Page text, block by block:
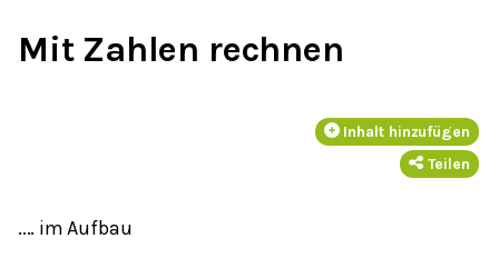
Mit Zahlen rechnen
Inhalt hinzufügen
Teilen
.... im Aufbau